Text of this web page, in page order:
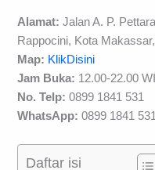
Alamat: Jalan A. P.
Rappocini, Kota
Map: KlikDisini
Jam Buka: 12.00-22.00
No. Telp: 0899 1841 531
WhatsApp:0899 1841
Daftar isi